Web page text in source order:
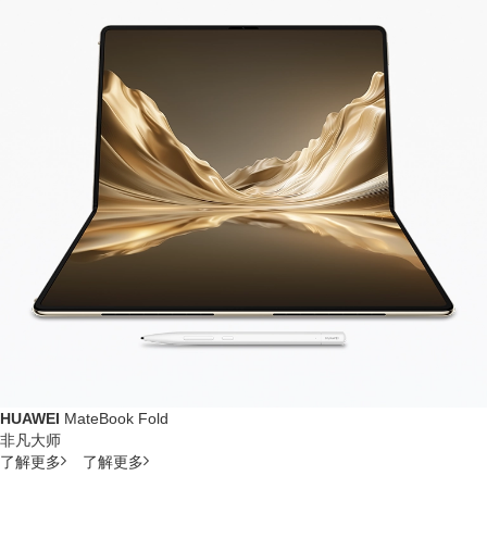
HUAWEI MateBook Fold
非凡大师
了解更多
了解更多